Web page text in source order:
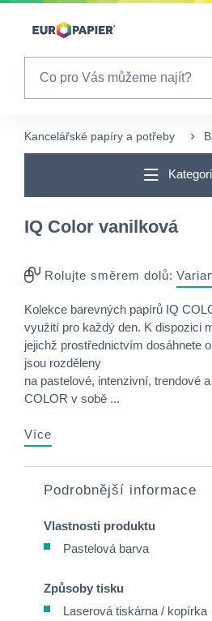
Table Of Content
Kancelářské papíry a potřeby
IQ Color vanilková
Rolujte směrem dolů:
Kolekce barevných papírů IQ
využití pro každý den. K dispozici
jejichž prostřednictvím dosáhnete
jsou rozděleny
na pastelové, intenzivní, trendové
COLOR v sobě ...
Více
Podrobnější informace
Vlastnosti produktu
Pastelová barva
Způsoby tisku
Laserová tiskárna / kopírka